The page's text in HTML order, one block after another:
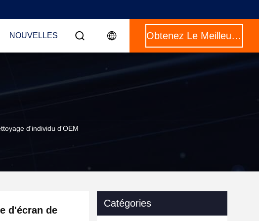
NOUVELLES Obtenez Le Meilleur Prix
d'individu d'OEM
d'écran de
Catégories